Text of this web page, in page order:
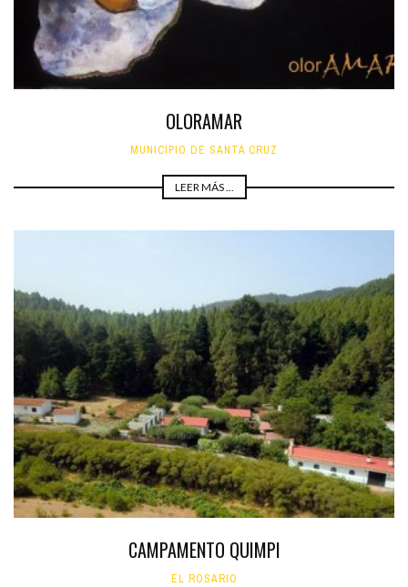
OLORAMAR
MUNICIPIO DE SANTA CRUZ
LEER MÁS ...
CAMPAMENTO QUIMPI
EL ROSARIO